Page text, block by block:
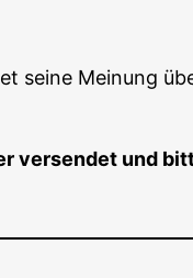
sei­ne Mei­nung
ver­sen­det und